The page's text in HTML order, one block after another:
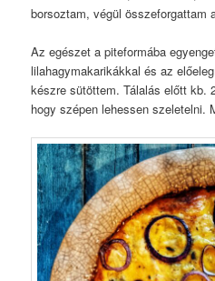
borsoztam, végül összeforgattam
Az egészet a piteformába
lilahagymakarikákkal és az
készre sütöttem. Tálalás előtt kb.
hogy szépen lehessen szeletelni.